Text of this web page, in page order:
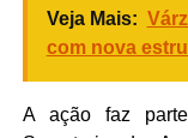
Veja Mais:
com nova
A ação faz